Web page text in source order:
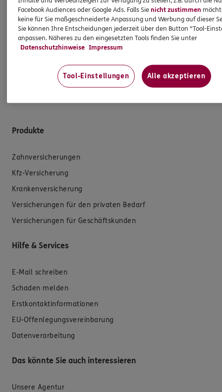
sowie auch gesetzliche Regelungen halten mich
dazu an. Ich biete Beratung an, für die
Versicherungsvermittlung erhalte ich Provision,
ferner sonstige Zuwendungen.
Mehr Informationen
Produkte
Zahnversicherungen
Kfz-Versicherung
Krankenversicherung
Versicherungen für den privaten Bedarf
Versicherungen für Geschäftskunden
Hilfe & Services
E-Mail schreiben
Schaden melden
Erstkontaktinformationen
EU-Offenlegungsvereinbarung
Datenverarbeitung
Das könnte Sie auch interessieren
Unsere Agentur
Facebook Audiences oder Google Ads. Falls Sienicht zustimmen
keine für Sie maßgeschneiderte Anpassung und Werbung auf dieser
Sie können Ihre Entscheidungen jederzeit über den Button "Tool-
anpassen. Näheres zu den eingesetzten Tools finden Sie unter
Datenschutzhinweise Impressum
Tool-Einstellungen Alle akzeptieren